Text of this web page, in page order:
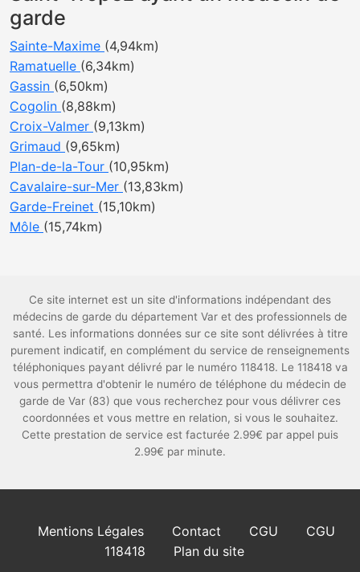
garde
Sainte-Maxime (4,94km)
Ramatuelle (6,34km)
Gassin (6,50km)
Cogolin (8,88km)
Croix-Valmer (9,13km)
Grimaud (9,65km)
Plan-de-la-Tour (10,95km)
Cavalaire-sur-Mer (13,83km)
Garde-Freinet (15,10km)
Môle (15,74km)
Ce site internet est un site d'informations indépendant des
médecins de garde du département Var et des professionnels de
santé. Les informations données sur ce site sont délivrées à titre
purement indicatif, en complément du service de renseignements
téléphoniques payant délivré par le numéro 118418. Le 118418 va
vous permettra d'obtenir le numéro de téléphone du médecin de
garde de Var (83) que vous recherchez pour vous délivrer ces
coordonnées et vous mettre en relation, si vous le souhaitez.
Cette prestation de service est facturée 2.99€ par appel puis
2.99€ par minute.
Mentions Légales Contact CGU
CGU
118418
Plan du site